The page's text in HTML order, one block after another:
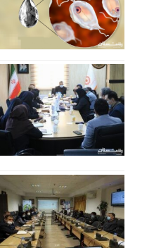
09 ژانویه 2023
02 نوامبر 2022